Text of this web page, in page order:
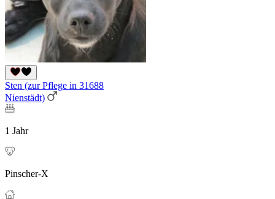
Sten (zur Pflege in 31688
Nienstädt)
1 Jahr
Pinscher-X